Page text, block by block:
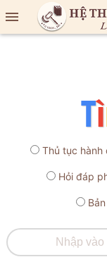

Thủ tục hành
Hỏi đáp